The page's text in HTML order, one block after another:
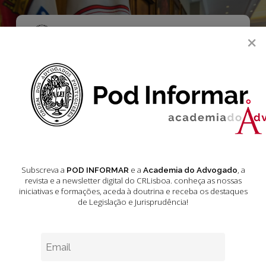
Skip
main
Menu
Cibersegurança e
Advocacia
×
Subscreva a POD INFORMARe a Academia do Advogado, a
revista e a newsletter digital do CRLisboa. conheça as nossas
iniciativas e formações, aceda à doutrina e receba os destaques
de Legislação e Jurisprudência!